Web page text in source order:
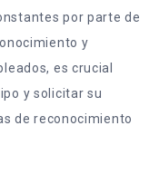
por parte de
y
es crucial
y solicitar su
de reconocimiento